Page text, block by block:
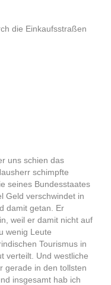
die Einkaufsstraßen
uns schien das
schimpfte
seines Bundesstaates
Geld verschwindet in
damit getan. Er
weil er damit nicht auf
wenig Leute
Tourismus in
verteilt. Und westliche
gerade in den tollsten
insgesamt hab ich